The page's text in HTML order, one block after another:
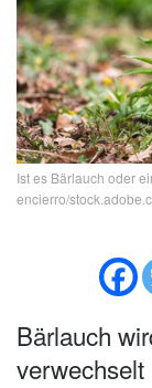
Ist es Bärlauch oder
encierro/
Bärlauch
verwechselt